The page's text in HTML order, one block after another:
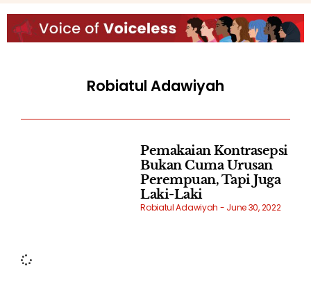
Robiatul Adawiyah
Pemakaian Kontrasepsi
Bukan Cuma Urusan
Perempuan, Tapi Juga
Laki-Laki
Robiatul Adawiyah June 30, 2022